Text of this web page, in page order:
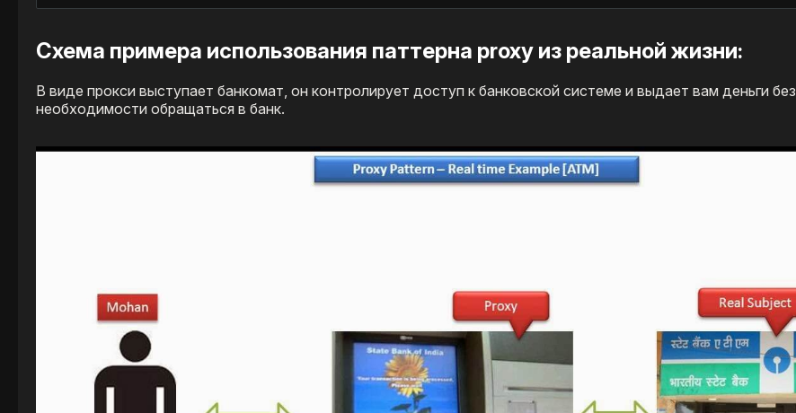
Схема примера использования паттерна proxy из реальной жизни:
В виде прокси выступает банкомат, он контролирует доступ к банковской системе и выдает вам деньги без
необходимости обращаться в банк.